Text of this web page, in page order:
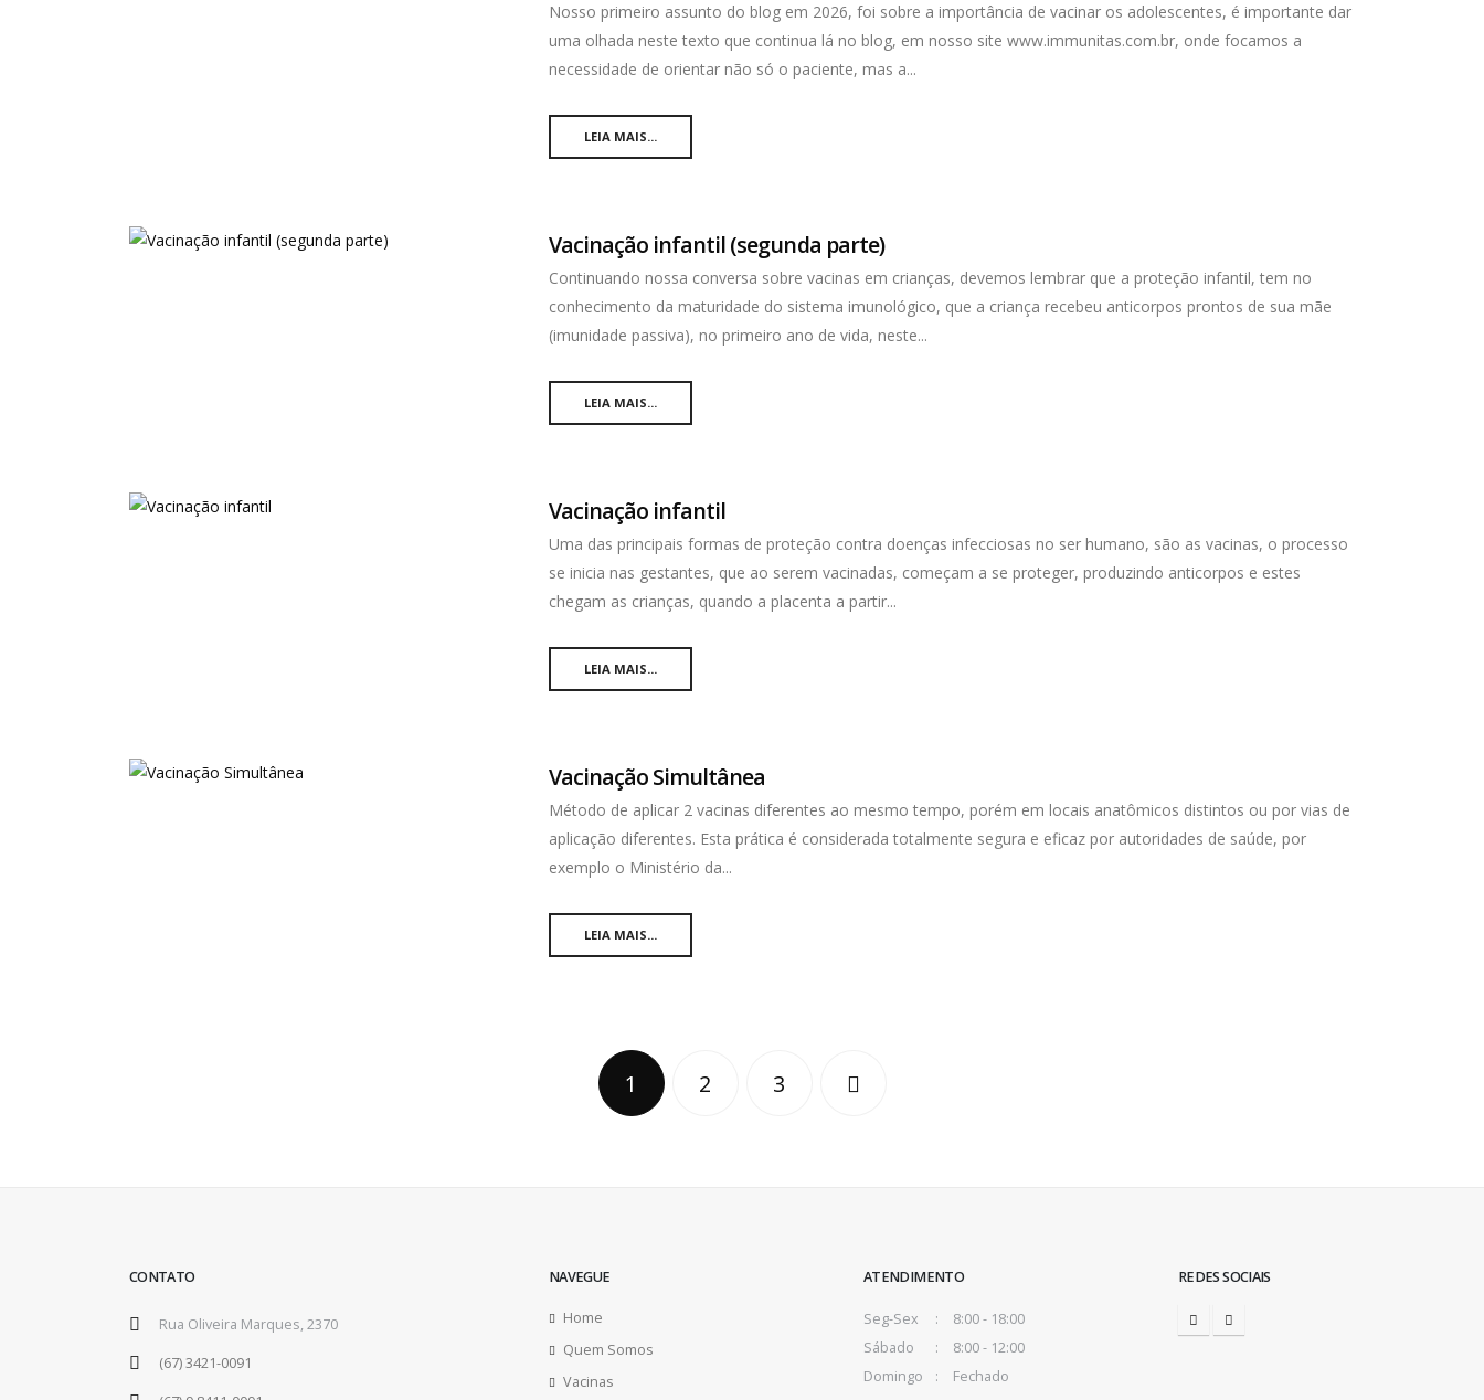
Nosso primeiro assunto do blog em 2026, foi sobre a importância de vacinar os adolescentes, é importante dar
uma olhada neste texto que continua lá no blog, em nosso site www.immunitas.com.br, onde focamos a
necessidade de orientar não só o paciente, mas a...
LEIA MAIS...
Vacinação infantil (segunda parte)
Continuando nossa conversa sobre vacinas em crianças, devemos lembrar que a proteção infantil, tem no
conhecimento da maturidade do sistema imunológico, que a criança recebeu anticorpos prontos de sua mãe
(imunidade passiva), no primeiro ano de vida, neste...
LEIA MAIS...
Vacinação infantil
Uma das principais formas de proteção contra doenças infecciosas no ser humano, são as vacinas, o processo
se inicia nas gestantes, que ao serem vacinadas, começam a se proteger, produzindo anticorpos e estes
chegam as crianças, quando a placenta a partir...
LEIA MAIS...
Vacinação Simultânea
Método de aplicar 2 vacinas diferentes ao mesmo tempo, porém em locais anatômicos distintos ou por vias de
aplicação diferentes. Esta prática é considerada totalmente segura e eficaz por autoridades de saúde, por
exemplo o Ministério da...
LEIA MAIS...
1 2 3
CONTATO
Rua Oliveira Marques, 2370
(67) 3421-0091
NAVEGUE
Home
Quem Somos
Vacinas
ATENDIMENTO
Seg-Sex
8:00 - 18:00
Sábado
8:00 - 12:00
Domingo
Fechado
REDES SOCIAIS